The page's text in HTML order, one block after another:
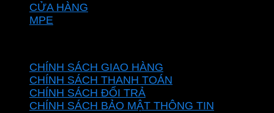
CỬA HÀNG
MPE
CHÍNH SÁCH GIAO HÀNG
CHÍNH SÁCH THANH TOÁN
CHÍNH SÁCH ĐỔI TRẢ
CHÍNH SÁCH BẢO MẬT THÔNG TIN